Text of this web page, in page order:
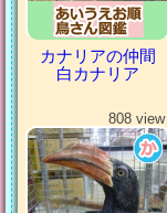
カナリアの仲間
白カナリア
808 view